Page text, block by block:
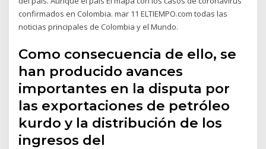
confirmados en Colombia. mar 11 ELTIEMPO.com todas las
noticias principales de Colombia y el Mundo.
Como consecuencia de ello, se
han producido avances
importantes en la disputa por
las exportaciones de petróleo
kurdo y la distribución de los
ingresos del